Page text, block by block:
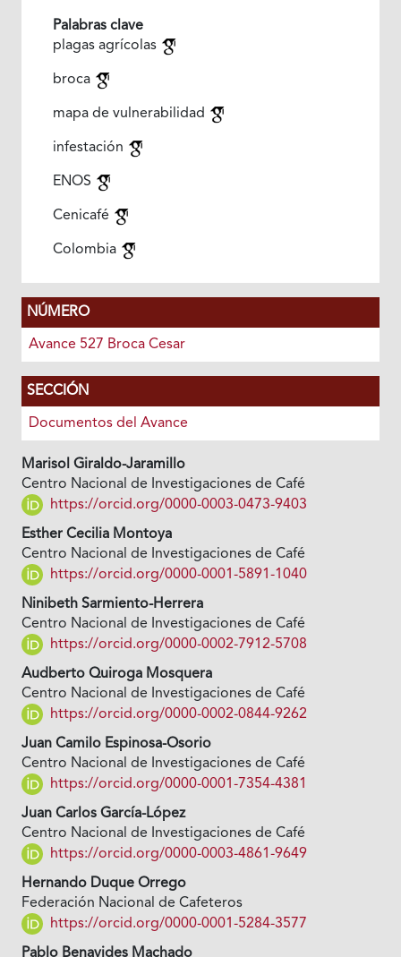
Palabras clave
plagas agrícolas
broca
mapa de vulnerabilidad
infestación
ENOS
Cenicafé
Colombia
NÚMERO
Avance 527 Broca Cesar
SECCIÓN
Documentos del Avance
Marisol Giraldo-Jaramillo
Centro Nacional de Investigaciones de Café
https://orcid.org/0000-0003-0473-9403
Esther Cecilia Montoya
Centro Nacional de Investigaciones de Café
https://orcid.org/0000-0001-5891-1040
Ninibeth Sarmiento-Herrera
Centro Nacional de Investigaciones de Café
https://orcid.org/0000-0002-7912-5708
Audberto Quiroga Mosquera
Centro Nacional de Investigaciones de Café
https://orcid.org/0000-0002-0844-9262
Juan Camilo Espinosa-Osorio
Centro Nacional de Investigaciones de Café
https://orcid.org/0000-0001-7354-4381
Juan Carlos García-López
Centro Nacional de Investigaciones de Café
https://orcid.org/0000-0003-4861-9649
Hernando Duque Orrego
Federación Nacional de Cafeteros
https://orcid.org/0000-0001-5284-3577
Pablo Benavides Machado